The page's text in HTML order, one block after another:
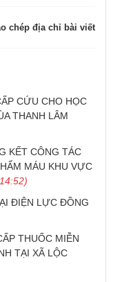
chép địa chỉ bài viết
CỨU CHO HỌC
THANH LÂM
KẾT CÔNG TÁC
MÁU KHU VỰC
ĐIỆN LỰC ĐỒNG
THUỐC MIỄN
TẠI XÃ LỘC